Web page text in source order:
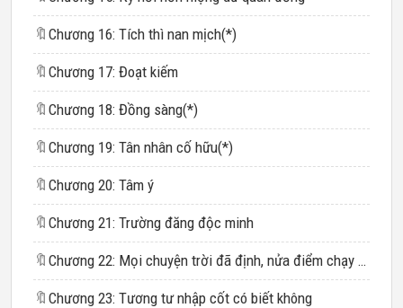
🔖 Chương 16: Tích thì nan mịch(*)
🔖 Chương 17: Đoạt kiếm
🔖 Chương 18: Đồng sàng(*)
🔖 Chương 19: Tân nhân cố hữu(*)
🔖 Chương 20: Tâm ý
🔖 Chương 21: Trường đăng độc minh
🔖 Chương 22: Mọi chuyện trời đã định, nửa điểm chạy không khỏi
🔖 Chương 23: Tương tư nhập cốt có biết không